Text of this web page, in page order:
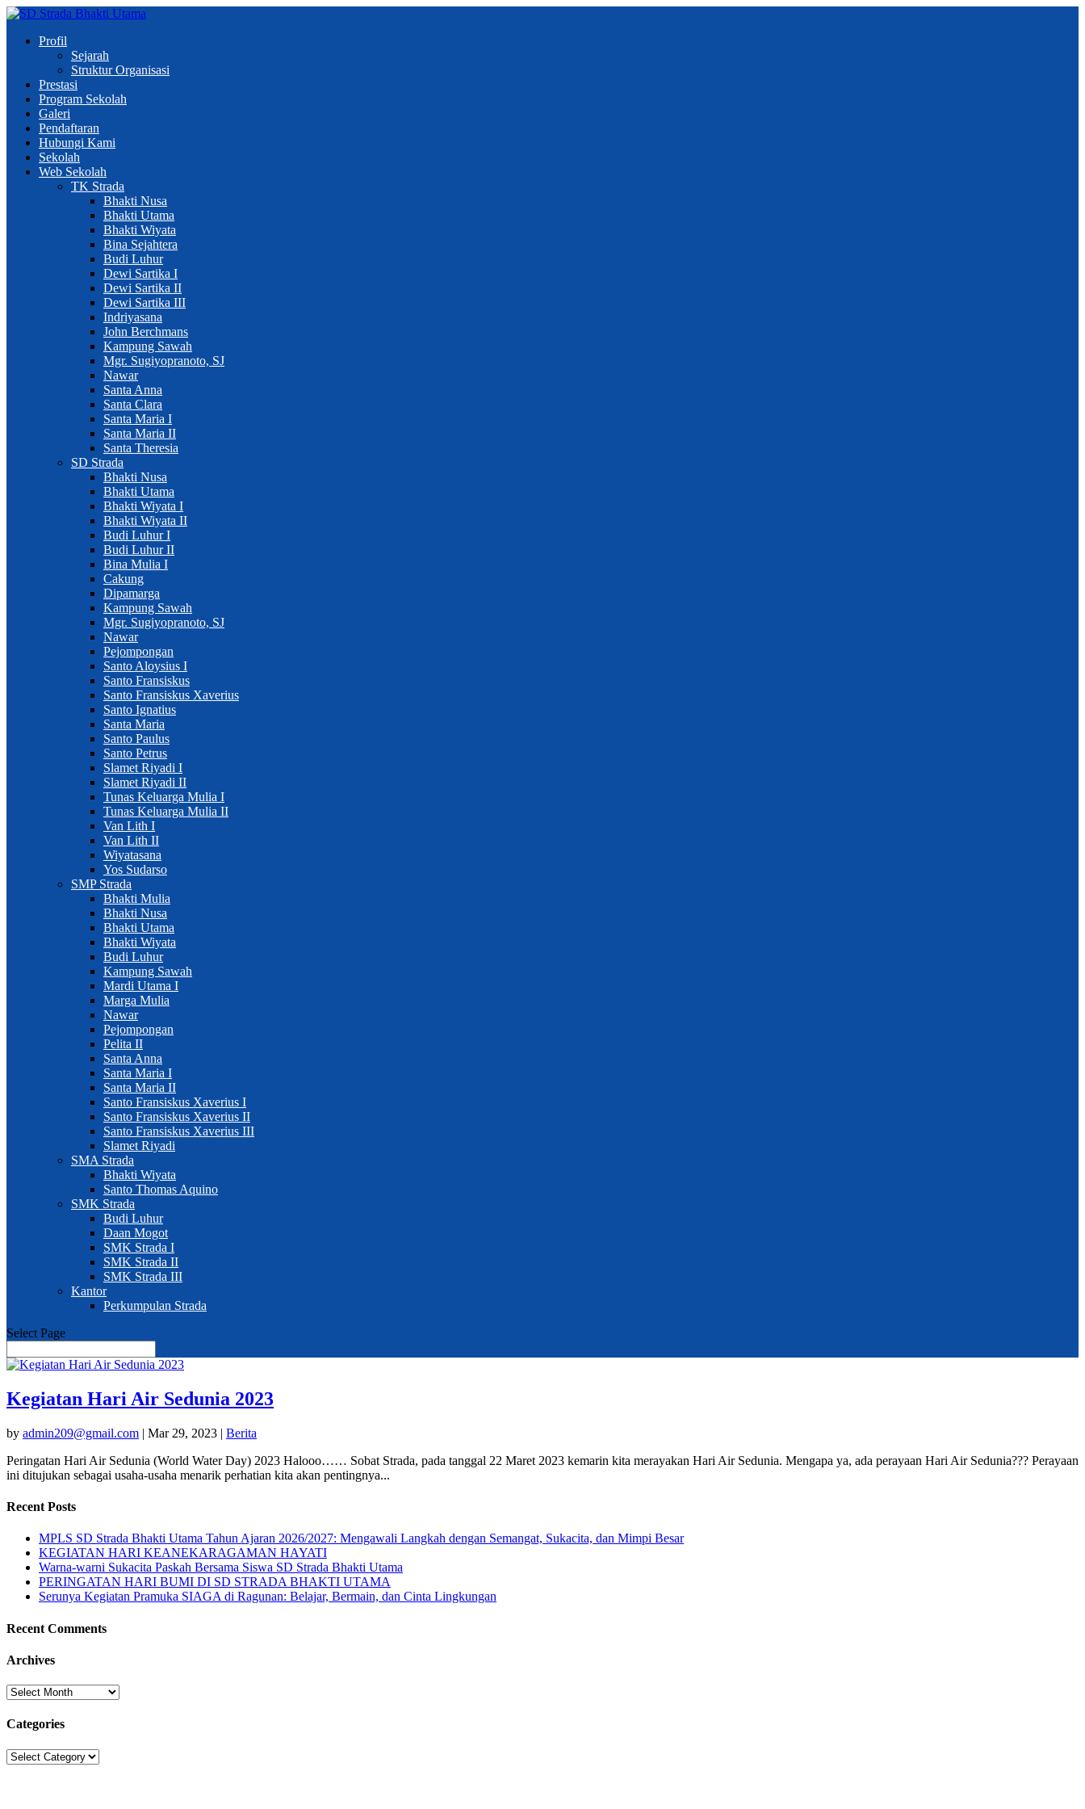
Profil
Sejarah
Struktur Organisasi
Prestasi
Program Sekolah
Galeri
Pendaftaran
Hubungi Kami
Sekolah
Web Sekolah
TK Strada
Bhakti Nusa
Bhakti Utama
Bhakti Wiyata
Bina Sejahtera
Budi Luhur
Dewi Sartika I
Dewi Sartika II
Dewi Sartika III
Indriyasana
John Berchmans
Kampung Sawah
Mgr. Sugiyopranoto, SJ
Nawar
Santa Anna
Santa Clara
Santa Maria I
Santa Maria II
Santa Theresia
SD Strada
Bhakti Nusa
Bhakti Utama
Bhakti Wiyata I
Bhakti Wiyata II
Budi Luhur I
Budi Luhur II
Bina Mulia I
Cakung
Dipamarga
Kampung Sawah
Mgr. Sugiyopranoto, SJ
Nawar
Pejompongan
Santo Aloysius I
Santo Fransiskus
Santo Fransiskus Xaverius
Santo Ignatius
Santa Maria
Santo Paulus
Santo Petrus
Slamet Riyadi I
Slamet Riyadi II
Tunas Keluarga Mulia I
Tunas Keluarga Mulia II
Van Lith I
Van Lith II
Wiyatasana
Yos Sudarso
SMP Strada
Bhakti Mulia
Bhakti Nusa
Bhakti Utama
Bhakti Wiyata
Budi Luhur
Kampung Sawah
Mardi Utama I
Marga Mulia
Nawar
Pejompongan
Pelita II
Santa Anna
Santa Maria I
Santa Maria II
Santo Fransiskus Xaverius I
Santo Fransiskus Xaverius II
Santo Fransiskus Xaverius III
Slamet Riyadi
SMA Strada
Bhakti Wiyata
Santo Thomas Aquino
SMK Strada
Budi Luhur
Daan Mogot
SMK Strada I
SMK Strada II
SMK Strada III
Kantor
Perkumpulan Strada
Select Page
Kegiatan Hari Air Sedunia 2023
by admin209@gmail.com | Mar 29, 2023 | Berita
Peringatan Hari Air Sedunia (World Water Day) 2023 Halooo…… Sobat Strada, pada tanggal 22 Maret 2023 kemarin kita merayakan Hari Air Sedunia. Mengapa ya, ada perayaan Hari Air Sedunia??? Perayaan
ini ditujukan sebagai usaha-usaha menarik perhatian kita akan pentingnya...
Recent Posts
MPLS SD Strada Bhakti Utama Tahun Ajaran 2026/2027: Mengawali Langkah dengan Semangat, Sukacita, dan Mimpi Besar
KEGIATAN HARI KEANEKARAGAMAN HAYATI
Warna-warni Sukacita Paskah Bersama Siswa SD Strada Bhakti Utama
PERINGATAN HARI BUMI DI SD STRADA BHAKTI UTAMA
Serunya Kegiatan Pramuka SIAGA di Ragunan: Belajar, Bermain, dan Cinta Lingkungan
Recent Comments
Archives
Archives
Categories
Categories